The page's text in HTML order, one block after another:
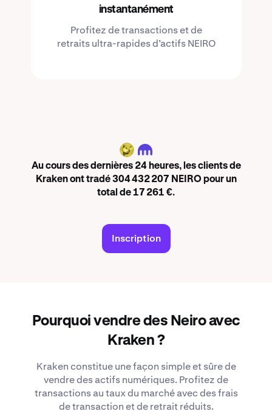
instantanément
Profitez de transactions et de
retraits ultra-rapides d’actifs NEIRO
NEIRO
Au cours des dernières 24 heures, les clients de
Kraken ont tradé 304 432 207 NEIRO pour un
total de 17 261 €.
Inscription
Pourquoi vendre des Neiro avec
Kraken ?
Kraken constitue une façon simple et sûre de
vendre des actifs numériques. Profitez de
transactions au taux du marché avec des frais
de transaction et de retrait réduits.